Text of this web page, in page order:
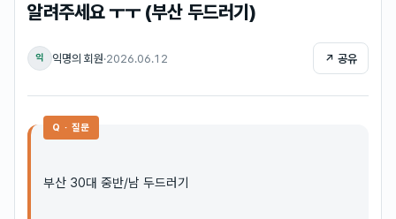
알려주세요 ㅜㅜ (부산 두드러기)
익 익명의 회원·2026.06.12 ↗ 공유
Q · 질문
부산 30대 중반/남 두드러기